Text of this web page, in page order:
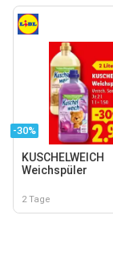
-30%
KUSCHELWEICH
Weichspüler
2 Tage